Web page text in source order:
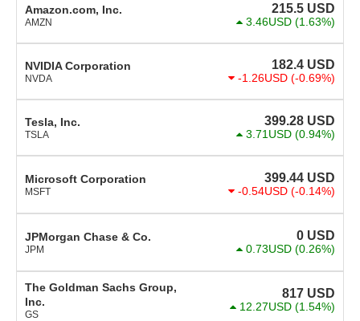
Amazon.com, Inc.
AMZN
215.5 USD
3.46USD (1.63%)
NVIDIA Corporation
NVDA
182.4 USD
-1.26USD (-0.69%)
Tesla, Inc.
TSLA
399.28 USD
3.71USD (0.94%)
Microsoft Corporation
MSFT
399.44 USD
-0.54USD (-0.14%)
JPMorgan Chase & Co.
JPM
0 USD
0.73USD (0.26%)
The Goldman Sachs Group,
Inc.
GS
817 USD
12.27USD (1.54%)